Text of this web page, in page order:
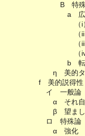
B 特殊
a 広義の
（i）類
（ii）大と
（iii）
（iv）狭
b 転
η 美的タクマ
f 美的説得性
イ 一般論
α それ自
β 望ましい
ロ 特殊論
α 強化